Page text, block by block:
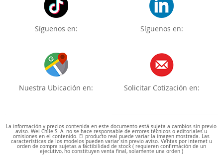
Síguenos en: Síguenos en:
Nuestra Ubicación en: Solicitar Cotización en:
La información y precios contenida en este documento está sujeta a cambios sin previo
aviso. Wei Chile S. A. no se hace responsable de errores técnicos o editoriales u
omisiones en el contenido. El producto real puede variar la imagen mostrada. Las
características de los modelos pueden variar sin previo aviso. Ventas por internet u
orden de compra sujetas a factibilidad de stock ( requieren confirmación de un
ejecutivo, no constituyen venta final, solamente una orden )